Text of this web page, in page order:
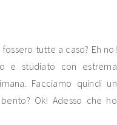
tutte a caso? Eh no!
e studiato con estrema
Facciamo quindi un
Ok! Adesso che ho